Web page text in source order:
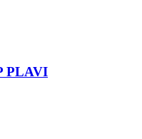
PLAVI